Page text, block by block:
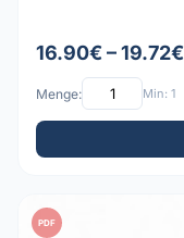
16.90€ – 19.72€
Menge: Min: 1
PDF